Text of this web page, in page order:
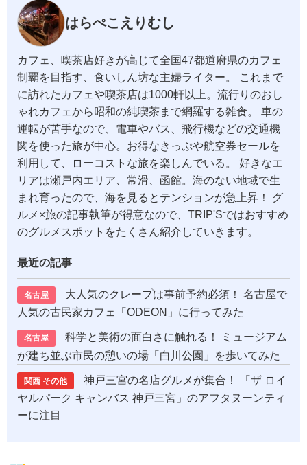
はらぺこえりむし
カフェ、喫茶店好きが高じて全国47都道府県のカフェ
制覇を目指す、食いしん坊な主婦ライター。 これまで
に訪れたカフェや喫茶店は1000軒以上。流行りのおし
ゃれカフェから昭和の純喫茶まで網羅する雑食。 車の
運転が苦手なので、電車やバス、飛行機などの交通機
関を使った旅が中心。お得なきっぷや航空券セールを
利用して、ローコストな旅を楽しんでいる。 好きなエ
リアは瀬戸内エリア、常滑、函館。海のない地域で生
まれ育ったので、海を見るとテンションが急上昇！ グ
ルメ×旅の記事執筆が得意なので、TRIP'Sではおすすめ
のグルメスポットをたくさん紹介していきます。
最近の記事
名古屋
大人気のクレープは事前予約必須！ 名古屋で
人気の古民家カフェ「ODEON」に行ってみた
名古屋
科学と美術の面白さに触れる！ ミュージアム
が建ち並ぶ市民の憩いの場「白川公園」を歩いてみた
関西 その他
神戸三宮の名店グルメが集合！ 「ザ ロイ
ヤルパーク キャンバス 神戸三宮」のアフタヌーンティ
ーに注目